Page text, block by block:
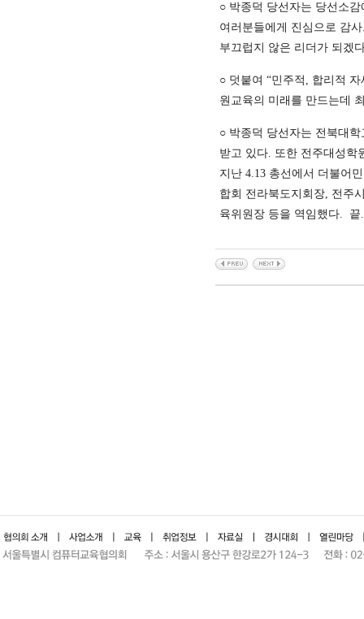
○ 박종덕 당선자는 당선소
여러분들에게 진심으로 감
부끄럽지 않은 리더가 되겠
○ 덧붙여 “민주적, 합리적
원교육의 미래를 만드는데
○ 박종덕 당선자는 전북대
받고 있다. 또한 전주대성학
지난 4.13 총선에서 더불어
합회 전라북도지회장, 전주
육위원장 등을 역임했다. 끝.